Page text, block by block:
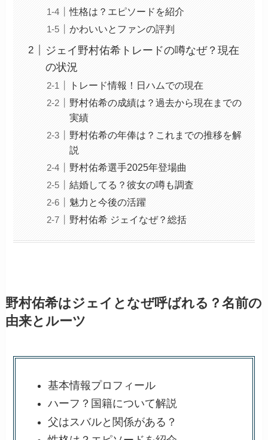
性格は？エピソードを紹介
かわいいとファンの評判
ジェイ野村佑希トレードの噂なぜ？現在
の状況
トレード情報！日ハムでの現在
野村佑希の成績は？過去から現在までの
実績
野村佑希の年俸は？これまでの推移を解
説
野村佑希選手2025年登場曲
結婚してる？彼女の噂も調査
魅力と今後の活躍
野村佑希 ジェイなぜ？総括
野村佑希はジェイとなぜ呼ばれる？名前の
由来とルーツ
基本情報プロフィール
ハーフ？国籍について解説
父はスバルと関係がある？